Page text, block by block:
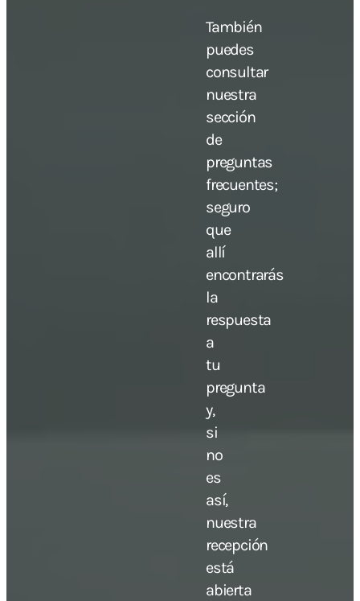
También
puedes
consultar
nuestra
sección
de
preguntas
frecuentes;
seguro
que
allí
encontrarás
la
respuesta
a
tu
pregunta
y,
si
no
es
así,
nuestra
recepción
está
abierta